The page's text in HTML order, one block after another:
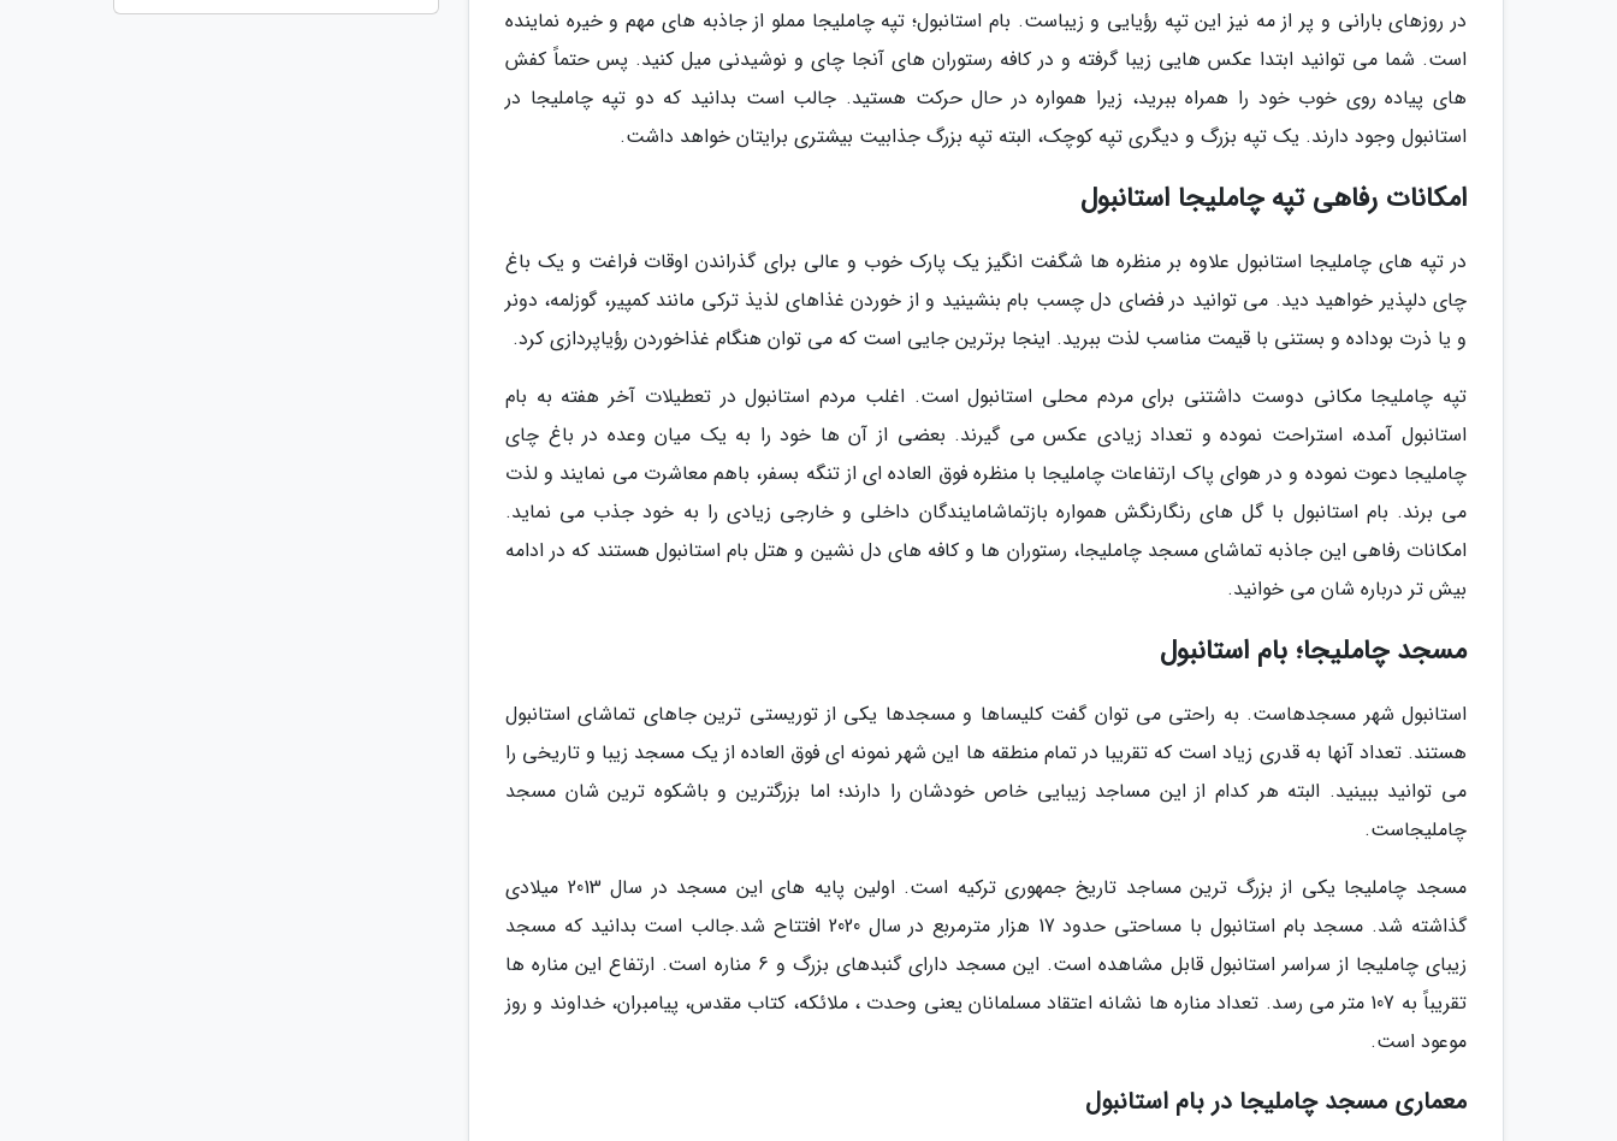
در روزهای بارانی و پر از مه نیز این تپه رؤیایی و زیباست. بام استانبول؛ تپه چاملیجا مملو از جاذبه های مهم و خیره نماینده
است. شما می توانید ابتدا عکس هایی زیبا گرفته و در کافه رستوران های آنجا چای و نوشیدنی میل کنید. پس حتماً کفش
های پیاده روی خوب خود را همراه ببرید، زیرا همواره در حال حرکت هستید. جالب است بدانید که دو تپه چاملیجا در
استانبول وجود دارند. یک تپه بزرگ و دیگری تپه کوچک، البته تپه بزرگ جذابیت بیشتری برایتان خواهد داشت.
امکانات رفاهی تپه چاملیجا استانبول
در تپه های چاملیجا استانبول علاوه بر منظره ها شگفت انگیز یک پارک خوب و عالی برای گذراندن اوقات فراغت و یک باغ
چای دلپذیر خواهید دید. می توانید در فضای دل چسب بام بنشینید و از خوردن غذاهای لذیذ ترکی مانند کمپیر، گوزلمه، دونر
و یا ذرت بوداده و بستنی با قیمت مناسب لذت ببرید. اینجا برترین جایی است که می توان هنگام غذاخوردن رؤیاپردازی کرد.
تپه چاملیجا مکانی دوست داشتنی برای مردم محلی استانبول است. اغلب مردم استانبول در تعطیلات آخر هفته به بام
استانبول آمده، استراحت نموده و تعداد زیادی عکس می گیرند. بعضی از آن ها خود را به یک میان وعده در باغ چای
چاملیجا دعوت نموده و در هوای پاک ارتفاعات چاملیجا با منظره فوق العاده ای از تنگه بسفر، باهم معاشرت می نمایند و لذت
می برند. بام استانبول با گل های رنگارنگش همواره بازتماشامایندگان داخلی و خارجی زیادی را به خود جذب می نماید.
امکانات رفاهی این جاذبه تماشای مسجد چاملیجا، رستوران ها و کافه های دل نشین و هتل بام استانبول هستند که در ادامه
بیش تر درباره شان می خوانید.
مسجد چاملیجا؛ بام استانبول
استانبول شهر مسجدهاست. به راحتی می توان گفت کلیساها و مسجدها یکی از توریستی ترین جاهای تماشای استانبول
هستند. تعداد آنها به قدری زیاد است که تقریبا در تمام منطقه ها این شهر نمونه ای فوق العاده از یک مسجد زیبا و تاریخی را
می توانید ببینید. البته هر کدام از این مساجد زیبایی خاص خودشان را دارند؛ اما بزرگترین و باشکوه ترین شان مسجد
چاملیجاست.
مسجد چاملیجا یکی از بزرگ ترین مساجد تاریخ جمهوری ترکیه است. اولین پایه های این مسجد در سال 2013 میلادی
گذاشته شد. مسجد بام استانبول با مساحتی حدود 17 هزار مترمربع در سال 2020 افتتاح شد.جالب است بدانید که مسجد
زیبای چاملیجا از سراسر استانبول قابل مشاهده است. این مسجد دارای گنبدهای بزرگ و 6 مناره است. ارتفاع این مناره ها
تقریباً به 107 متر می رسد. تعداد مناره ها نشانه اعتقاد مسلمانان یعنی وحدت ، ملائکه، کتاب مقدس، پیامبران، خداوند و روز
موعود است.
معماری مسجد چاملیجا در بام استانبول